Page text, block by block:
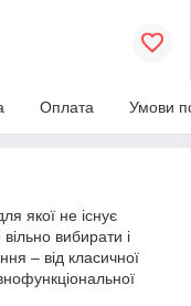
Оплата Умови
якої не існує
вибирати і
– від класичної